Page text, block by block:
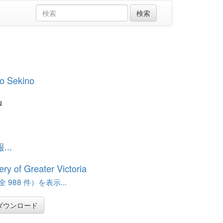
Sekino
...
of Greater Victoria
988 件）を表示...
ウンロード